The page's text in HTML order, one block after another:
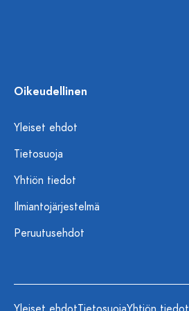
Oikeudellinen
Yleiset ehdot
Tietosuoja
Yhtiön tiedot
Ilmiantojärjestelmä
Peruutusehdot